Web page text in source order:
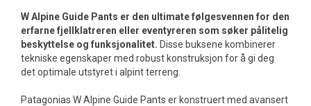
W Alpine Guide Pants er den ultimate følgesvennen for den
erfarne fjellklatreren eller eventyreren som søker pålitelig
beskyttelse og funksjonalitet. Disse buksene kombinerer
tekniske egenskaper med robust konstruksjon for å gi deg
det optimale utstyret i alpint terreng.
Patagonias W Alpine Guide Pants er konstruert med avansert